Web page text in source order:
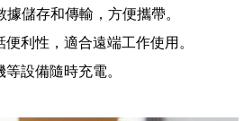
據儲存和傳輸，方便攜帶。
便利性，適合遠端工作使用。
設備隨時充電。